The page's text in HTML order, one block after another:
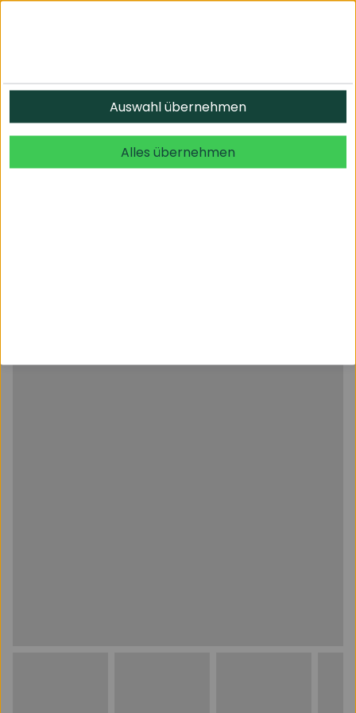
Auswahl übernehmen
Alles übernehmen